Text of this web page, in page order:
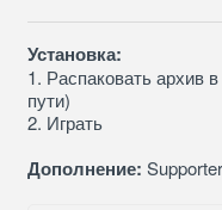
Установка:
1. Распаковать архив
пути)
2. Играть
Дополнение: